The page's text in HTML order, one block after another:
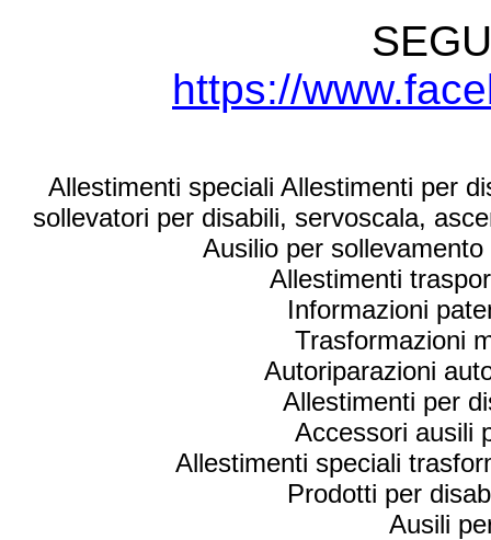
https://
Allestimenti speciali Allestimenti per
sollevatori per disabili, servoscala,
Ausilio per
Allestimenti
Informazioni
Trasformazioni
Autoriparazioni
Allestimenti per
Accessori ausili
Allestimenti speciali
Prodotti per
Ausili